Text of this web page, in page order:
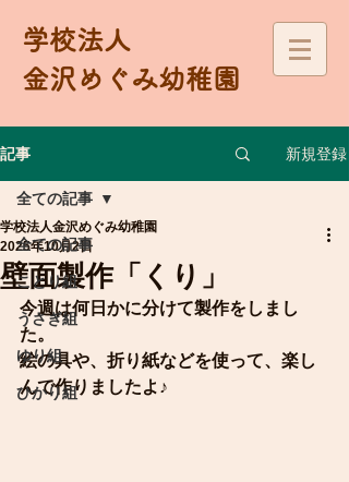
学校法人
金沢めぐみ幼稚園
記事 新規登録
全ての記事
ことり組
うさぎ組
ゆり組
ひかり組
全ての記事
壁面製作「くり」
学校法人金沢めぐみ幼稚園
2025年10月2日
今週は何日かに分けて製作をしまし
た。
絵の具や、折り紙などを使って、楽し
んで作りましたよ♪